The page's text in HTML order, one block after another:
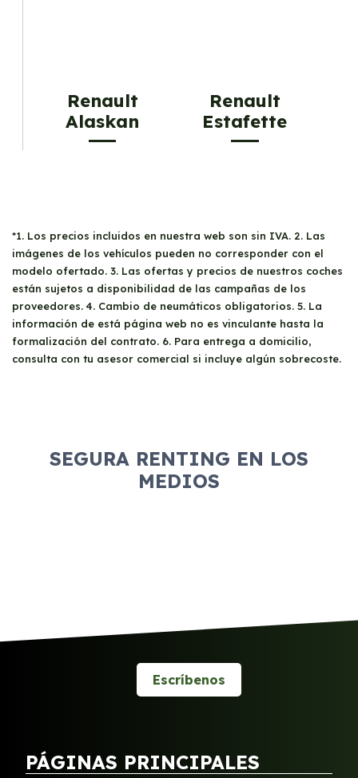
Renault
Alaskan
Renault
Estafette
*1. Los precios incluidos en nuestra web son sin IVA. 2. Las
imágenes de los vehículos pueden no corresponder con el
modelo ofertado. 3. Las ofertas y precios de nuestros coches
están sujetos a disponibilidad de las campañas de los
proveedores. 4. Cambio de neumáticos obligatorios. 5. La
información de está página web no es vinculante hasta la
formalización del contrato. 6. Para entrega a domicilio,
consulta con tu asesor comercial si incluye algún sobrecoste.
SEGURA RENTING EN LOS
MEDIOS
Escríbenos
PÁGINAS PRINCIPALES